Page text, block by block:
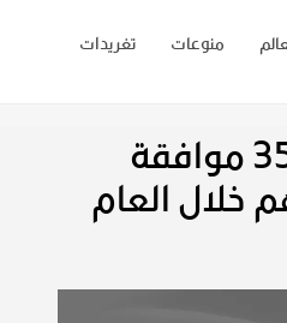
تغريدات منوعات
مجلس الوزراء برئاسة محمد بن راشد يعتمد 3567 موافقة
تجاوزت 2.5 مليار درهم خلال العام